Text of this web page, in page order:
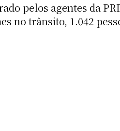
pelos agentes da
no trânsito, 1.042